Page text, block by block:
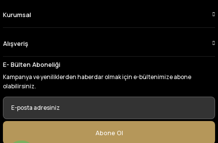
Kurumsal
Alışveriş
E- Bülten Aboneliği
Kampanya ve yeniliklerden haberdar olmak için e-bültenimize abone
olabilirsiniz.
Abone Ol